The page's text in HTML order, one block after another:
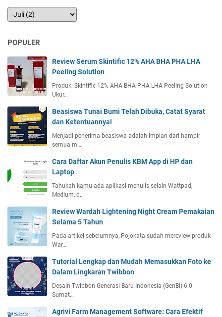
POPULER
Review Serum Skintific 12% AHA BHA PHA LHA
Peeling Solution
Produk: Skintific 12% AHA BHA PHA LHA Peeling Solution
Ukur…
Beasiswa Tunai Bumi Telah Dibuka, Catat Syarat
dan Ketentuannya!
Menjadi penerima beasiswa adalah impian dari hampir
semua m…
Cara Daftar Akun Penulis KBM App di HP dan
Laptop
Tahukah kamu ada aplikasi menulis selain Wattpad,
Medium, d…
Review Wardah Lightening Night Cream Pemakaian
Selama 5 Tahun
Pada artikel sebelumnya, Pojokata sudah mereview produk
War…
Tutorial Lengkap dan Mudah Memasukkan Foto ke
Dalam Lingkaran Twibbon
Desain Twibbon Generasi Baru Indonesia (GenBI) 6.0
Sumat…
Agrivi Farm Management Software: Cara Efektif